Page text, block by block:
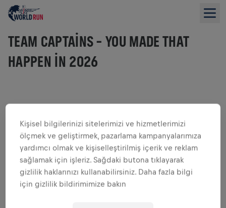
TEAM CAPTAINS – YOU MADE THAT
HAPPEN IN 2026
Omurilik araştırmalarını destekleyen bu benzersiz küresel
koşu etkinliğine dünya çapında binlerce kişiyle katılın.
Attığınız her adım bizi omurilik yaralanmalarına bir çare
bulmaya daha da yaklaştırıyor. Hadi, koşamayanlar için
koşalım 9 Mayıs 2027'da!
Kayıtlar 5 Kasım 2026, saat 11:00 UTC'de açılacak. Canlı
Kişisel bilgilerinizi sitelerimizi ve hizmetlerimizi
ölçmek ve geliştirmek, pazarlama kampanyalarımıza
yardımcı olmak ve kişiselleştirilmiş içerik ve reklam
sağlamak için işleriz. Sağdaki butona tıklayarak
gizlilik haklarınızı kullanabilirsiniz. Daha fazla bilgi
için gizlilik bildirimimize bakın